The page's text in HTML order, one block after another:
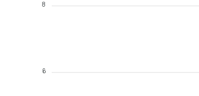
8
6